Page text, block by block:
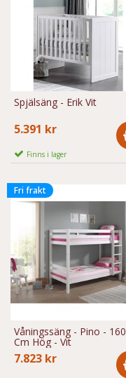
Spjälsäng - Erik Vit
5.391 kr
Finns i lager
Fri frakt
Våningssäng - Pino - 160
Cm Hög - Vit
7.823 kr